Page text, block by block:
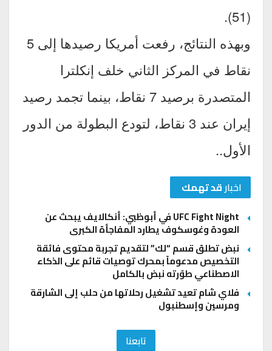
(51).
وبهذه النتائج، رفعت أمريكا رصيدها إلى 5
نقاط في المركز الثاني خلف إنكلترا
المتصدرة برصيد 7 نقاط، بينما تجمد رصيد
إيران عند 3 نقاط، لتودع البطولة من الدور
الأول..
اخبارقد تهمك
UFC Fight Night في أبوظبي: أنكالايف يبحث عن
العودة وغوسكوف يطارد المفاجأة الكبرى
نبض تطلق قسم “لك” لتقديم تجربة محتوى فائقة
التخصيص مدعوماً بمحرك توصيات قائم على الذكاء
الاصطناعي طوّرته نبض بالكامل
فلاي شام تعيد تشغيل رحلاتها من حلب إلى الشارقة
ومرسين وإسطنبول
تابعنا